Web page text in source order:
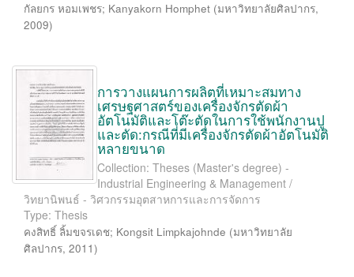
กัลยกร หอมเพชร; Kanyakorn Homphet (มหาวิทยาลัยศิลปากร,
2009)
การวางแผนการผลิตที่เหมาะสมทาง
เศรษฐศาสตร์ของเครื่องจักรตัดผ้า
อัตโนมัติและโต๊ะตัดในการใช้พนักงานปู
และตัด:กรณีที่มีเครื่องจักรตัดผ้าอัตโนมัติ
หลายขนาด
Collection: Theses (Master's degree) -
Industrial Engineering & Management /
วิทยานิพนธ์ - วิศวกรรมอุตสาหการและการจัดการ
Type: Thesis
คงสิทธิ์ ลิ้มขจรเดช; Kongsit Limpkajohnde (มหาวิทยาลัย
ศิลปากร, 2011)